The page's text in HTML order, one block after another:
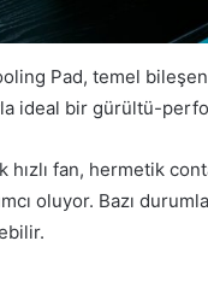
Pad, temel
ideal bir gürültü-
hızlı fan, hermetik
oluyor. Bazı